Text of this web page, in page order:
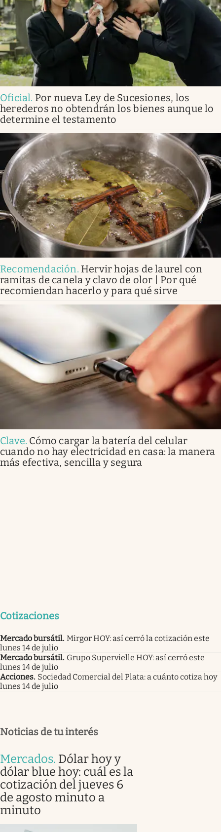
Oficial. Por nueva Ley de Sucesiones, los
herederos no obtendrán los bienes aunque lo
determine el testamento
Recomendación. Hervir hojas de laurel con
ramitas de canela y clavo de olor | Por qué
recomiendan hacerlo y para qué sirve
Clave. Cómo cargar la batería del celular
cuando no hay electricidad en casa: la manera
más efectiva, sencilla y segura
Cotizaciones
Mercado bursátil. Mirgor HOY: así cerró la cotización este
lunes 14 de julio
Mercado bursátil. Grupo Supervielle HOY: así cerró este
lunes 14 de julio
Acciones. Sociedad Comercial del Plata: a cuánto cotiza hoy
lunes 14 de julio
Noticias de tu interés
Mercados. Dólar hoy y
dólar blue hoy: cuál es la
cotización del jueves 6
de agosto minuto a
minuto